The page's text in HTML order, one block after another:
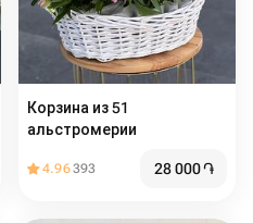
Корзина из 51
альстромерии
4.96393 28 000֏